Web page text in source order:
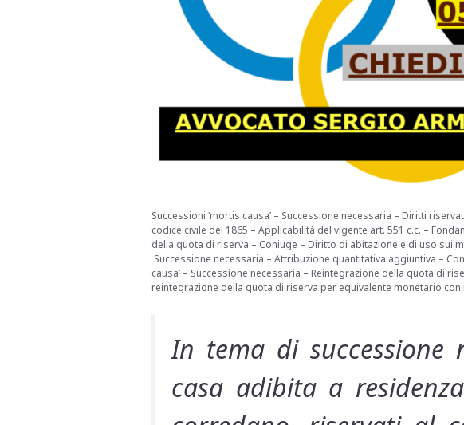
Successioni ‘mortis causa’ – Successione necessaria – Diritti
codice civile del 1865 – Applicabilità del vigente art. 551 c.c. –
della quota di riserva – Coniuge – Diritto di abitazione e di uso sui
Successione necessaria – Attribuzione quantitativa aggiuntiva –
causa’ – Successione necessaria – Reintegrazione della quota di
reintegrazione della quota di riserva per equivalente monetario
In tema di successione
casa adibita a